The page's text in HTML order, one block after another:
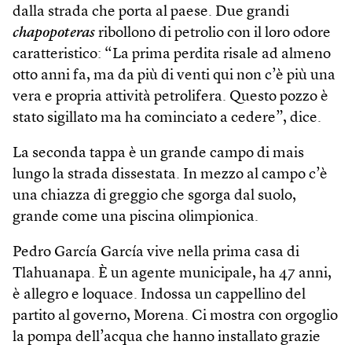
dalla strada che porta al pa­ese. Due grandi
chapopoteras ribollono di petrolio con il loro odore
caratteristico: “La prima perdita risale ad almeno
otto anni fa, ma da più di venti qui non c’è più una
vera e propria attività petrolifera. Questo pozzo è
stato sigillato ma ha cominciato a cedere”, dice.
La seconda tappa è un grande campo di mais
lungo la strada dissestata. In mezzo al campo c’è
una chiazza di greggio che sgorga dal suolo,
grande come una piscina olimpionica.
Pedro García García vive nella prima casa di
Tlahuanapa. È un agente municipale, ha 47 anni,
è allegro e loquace. Indossa un cappellino del
partito al governo, Morena. Ci mostra con orgoglio
la pompa dell’acqua che hanno installato grazie